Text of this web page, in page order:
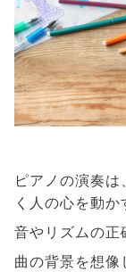
ピアノの演奏
く人の心を動か
音やリズムの正
曲の背景を想